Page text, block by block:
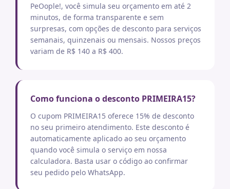
PeOople!, você simula seu orçamento em até 2
minutos, de forma transparente e sem
surpresas, com opções de desconto para serviços
semanais, quinzenais ou mensais. Nossos preços
variam de R$ 140 a R$ 400.
Como funciona o desconto PRIMEIRA15?
O cupom PRIMEIRA15 oferece 15% de desconto
no seu primeiro atendimento. Este desconto é
automaticamente aplicado ao seu orçamento
quando você simula o serviço em nossa
calculadora. Basta usar o código ao confirmar
seu pedido pelo WhatsApp.